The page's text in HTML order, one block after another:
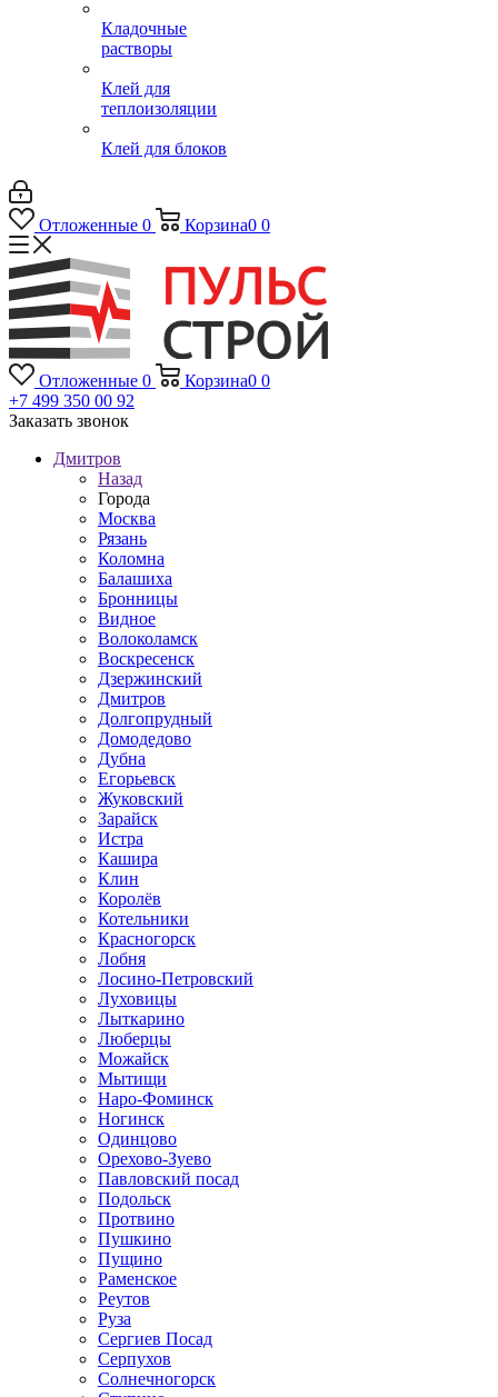
Кладочные
растворы
Клей для
теплоизоляции
Клей для блоков
Отложенные 0 Корзина0 0
Отложенные 0 Корзина0 0
+7 499 350 00 92
Заказать звонок
Дмитров
Назад
Города
Москва
Рязань
Коломна
Балашиха
Бронницы
Видное
Волоколамск
Воскресенск
Дзержинский
Дмитров
Долгопрудный
Домодедово
Дубна
Егорьевск
Жуковский
Зарайск
Истра
Кашира
Клин
Королёв
Котельники
Красногорск
Лобня
Лосино-Петровский
Луховицы
Лыткарино
Люберцы
Можайск
Мытищи
Наро-Фоминск
Ногинск
Одинцово
Орехово-Зуево
Павловский посад
Подольск
Протвино
Пушкино
Пущино
Раменское
Реутов
Руза
Сергиев Посад
Серпухов
Солнечногорск